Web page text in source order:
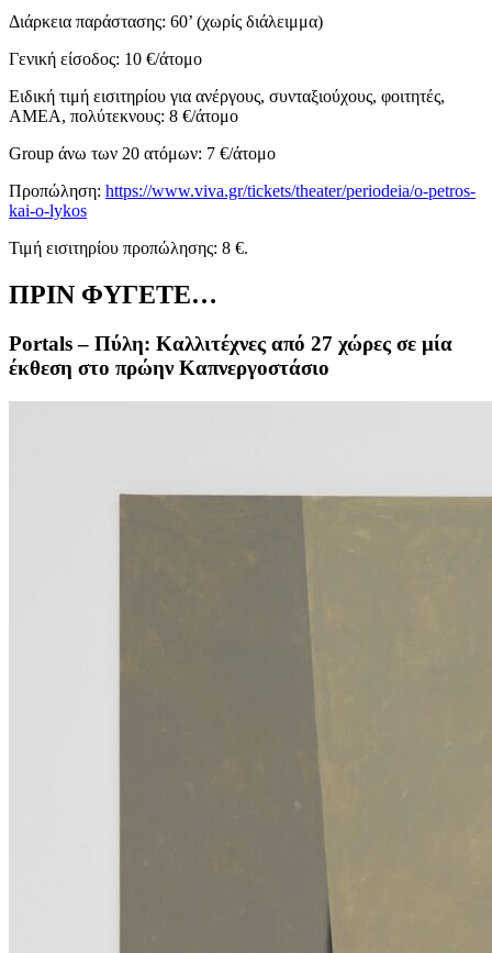
Διάρκεια παράστασης: 60’ (χωρίς διάλειμμα)
Γενική είσοδος: 10 €/άτομο
Ειδική τιμή εισιτηρίου για ανέργους, συνταξιούχους, φοιτητές,
ΑΜΕΑ, πολύτεκνους: 8 €/άτομο
Group άνω των 20 ατόμων: 7 €/άτομο
Προπώληση: https://www.viva.gr/tickets/theater/periodeia/o-petros-
kai-o-lykos
Τιμή εισιτηρίου προπώλησης: 8 €.
ΠΡΙΝ ΦΥΓΕΤΕ…
Portals – Πύλη: Καλλιτέχνες από 27 χώρες σε μία
έκθεση στο πρώην Καπνεργοστάσιο